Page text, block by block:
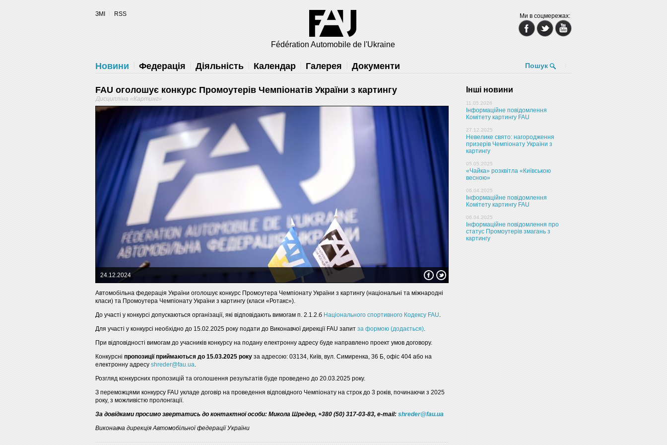
уведомления на рабочий стол
ЗМІ RSS
Fédération Automobile de l'Ukraine
Ми в соцмережах:
Новини Федерація Діяльність Календар Галерея Документи Пошук
FAU оголошує конкурс Промоутерів Чемпіонатів України з картингу
Дисципліна «Картинг»
24.12.2024
Автомобільна федерація України оголошує конкурс Промоутера Чемпіонату України з картингу (національні та міжнародні
класи) та Промоутера Чемпіонату України з картингу (класи «Ротакс»).
До участі у конкурсі допускаються організації, які відповідають вимогам п. 2.1.2.б Національного спортивного Кодексу FAU.
Для участі у конкурсі необхідно до 15.02.2025 року подати до Виконавчої дирекції FAU запит за формою (додається).
При відповідності вимогам до учасників конкурсу на подану електронну адресу буде направлено проект умов договору.
Конкурсні пропозиції приймаються до 15.03.2025 року за адресою: 03134, Київ, вул. Симиренка, 36 Б, офіс 404 або на
електронну адресу shreder@fau.ua.
Розгляд конкурсних пропозицій та оголошення результатів буде проведено до 20.03.2025 року.
З переможцями конкурсу FAU укладе договір на проведення відповідного Чемпіонату на строк до 3 років, починаючи з 2025
року, з можливістю пролонгації.
За довідками просимо звертатись до контактної особи: Микола Шредер, +380 (50) 317-03-83, e-mail: shreder@fau.ua
Виконавча дирекція Автомобільної федерації України
Інші новини
11.05.2026
Інформаційне повідомлення
Комітету картингу FAU
27.12.2025
Невелике свято: нагородження
призерів Чемпіонату України з
картингу
05.05.2025
«Чайка» розквітла «Київською
весною»
06.04.2025
Інформаційне повідомлення
Комітету картингу FAU
06.04.2025
Інформаційне повідомлення про
статус Промоутерів змагань з
картингу